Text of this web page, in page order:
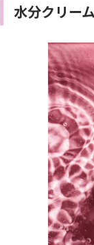
水分クリー